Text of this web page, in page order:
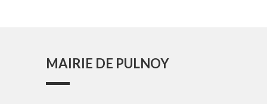
MAIRIE DE PULNOY